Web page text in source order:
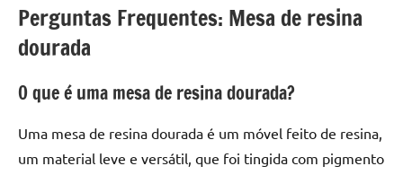
Perguntas Frequentes: Mesa de resina
dourada
O que é uma mesa de resina dourada?
Uma mesa de resina dourada é um móvel feito de resina,
um material leve e versátil, que foi tingida com pigmento